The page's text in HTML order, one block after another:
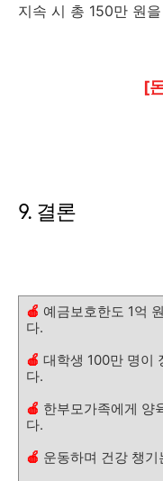
지속 시 총 150만 원
[
9. 결론
🍎 예금보호한도 1억
다.
🍎 대학생 100만 명이
다.
🍎 한부모가족에게 양
다.
🍎 운동하며 건강 챙